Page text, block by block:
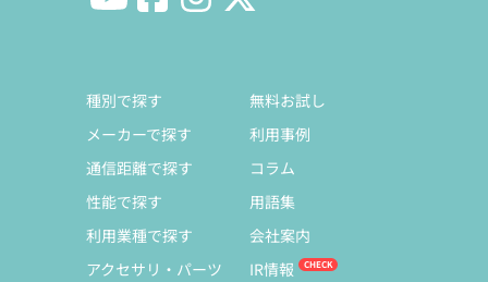
種別で探す
メーカーで探す
通信距離で探す
性能で探す
利用業種で探す
アクセサリ・パーツ
無料お試し
利用事例
コラム
用語集
会社案内
IR情報